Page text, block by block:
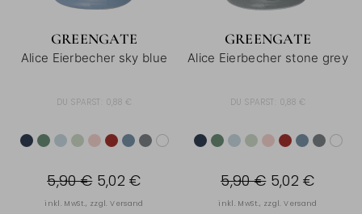
GREENGATE
Alice Eierbecher sky blue
DU SPARST: 0,88 €
5,90 € 5,02 €
inkl. MwSt., zzgl.Versand
GREENGATE
Alice Eierbecher stone grey
DU SPARST: 0,88 €
5,90 € 5,02 €
inkl. MwSt., zzgl.Versand